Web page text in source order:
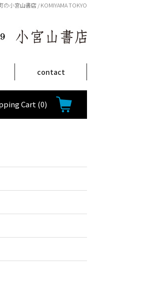
の小宮山書店 / KOMIYAMA TOKYO
する表示
ー
contact
Cart (0)